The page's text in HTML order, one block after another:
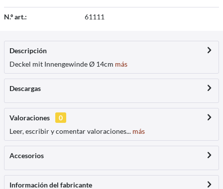
N.º art.: 61111
Descripción
Deckel mit Innengewinde Ø 14cm más
Descargas
Valoraciones
0
Leer, escribir y comentar valoraciones... más
Accesorios
Información del fabricante